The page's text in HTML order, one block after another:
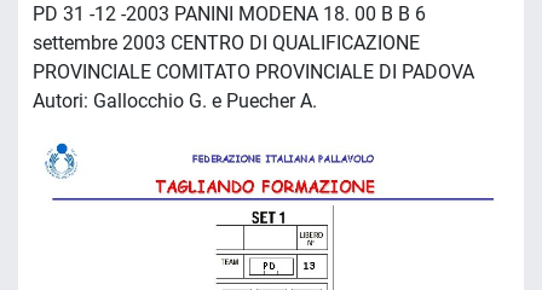
PD 31 -12 -2003 PANINI MODENA 18. 00 B B 6
settembre 2003 CENTRO DI QUALIFICAZIONE
PROVINCIALE COMITATO PROVINCIALE DI PADOVA
Autori: Gallocchio G. e Puecher A.